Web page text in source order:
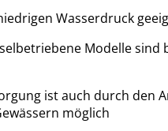
Wasserdruck
Modelle sind
ist auch durch den
möglich